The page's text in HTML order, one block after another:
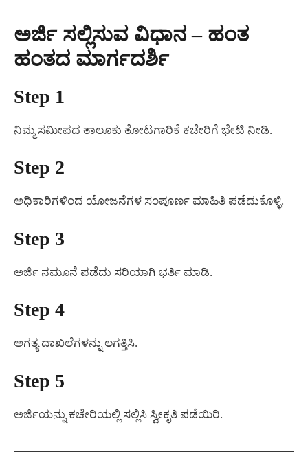
ಅರ್ಜಿ ಸಲ್ಲಿಸುವ ವಿಧಾನ – ಹಂತ
ಹಂತದ ಮಾರ್ಗದರ್ಶಿ
Step 1
ನಿಮ್ಮ ಸಮೀಪದ ತಾಲೂಕು ತೋಟಗಾರಿಕೆ ಕಚೇರಿಗೆ ಭೇಟಿ ನೀಡಿ.
Step 2
ಅಧಿಕಾರಿಗಳಿಂದ ಯೋಜನೆಗಳ ಸಂಪೂರ್ಣ ಮಾಹಿತಿ ಪಡೆದುಕೊಳ್ಳಿ.
Step 3
ಅರ್ಜಿ ನಮೂನೆ ಪಡೆದು ಸರಿಯಾಗಿ ಭರ್ತಿ ಮಾಡಿ.
Step 4
ಅಗತ್ಯ ದಾಖಲೆಗಳನ್ನು ಲಗತ್ತಿಸಿ.
Step 5
ಅರ್ಜಿಯನ್ನು ಕಚೇರಿಯಲ್ಲಿ ಸಲ್ಲಿಸಿ ಸ್ವೀಕೃತಿ ಪಡೆಯಿರಿ.